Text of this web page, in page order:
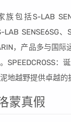
族包括S-LAB
SENSE6SG、
，产品多与国
SPEEDCROSS：
地越野提供卓越的
蒙真假